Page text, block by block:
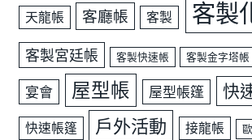
天龍帳 客廳帳 客製 客製
客製宮廷帳 客製快速帳 客製金字塔帳
宴會 屋型帳 屋型帳篷 快
快速帳篷 戶外活動 接龍帳